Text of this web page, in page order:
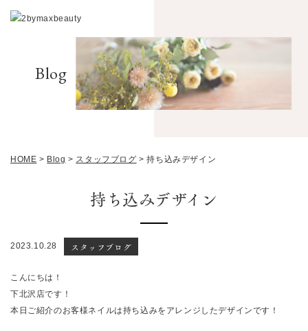
Blog
HOME > Blog > スタッフブログ >持ち込みデザイン
持ち込みデザイン
2023.10.28 スタッフブログ
こんにちは！
下北沢店です！
本日ご紹介のお客様ネイルは持ち込みをアレンジしたデザインです！